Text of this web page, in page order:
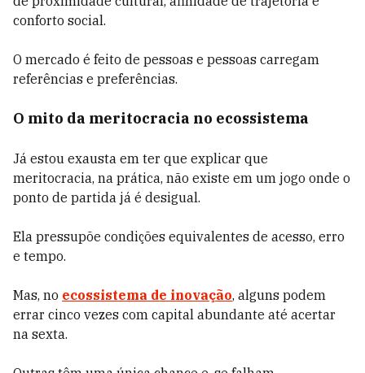
conforto social.
O mercado é feito de pessoas e pessoas carregam
referências e preferências.
O mito da meritocracia no ecossistema
Já estou exausta em ter que explicar que
meritocracia, na prática, não existe em um jogo onde o
ponto de partida já é desigual.
Ela pressupõe condições equivalentes de acesso, erro
e tempo.
Mas, no ecossistema de inovação, alguns podem
errar cinco vezes com capital abundante até acertar
na sexta.